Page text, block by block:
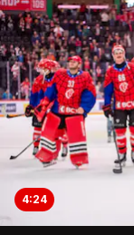
4:24